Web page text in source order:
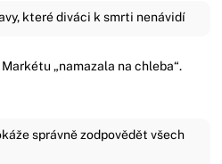
které diváci k smrti nenávidí
„namazala na chleba“.
správně zodpovědět všech